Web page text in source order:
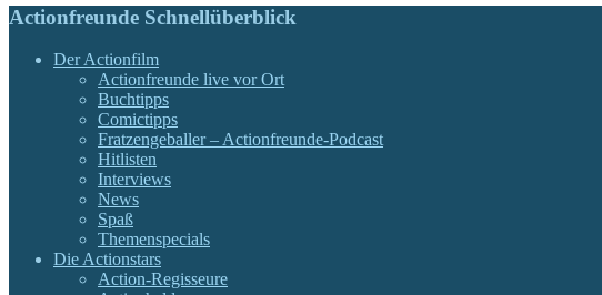
Actionfreunde Schnellüberblick
Der Actionfilm
Actionfreunde live vor Ort
Buchtipps
Comictipps
Fratzengeballer – Actionfreunde-Podcast
Hitlisten
Interviews
News
Spaß
Themenspecials
Die Actionstars
Action-Regisseure